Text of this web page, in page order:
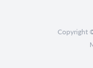
Copyright